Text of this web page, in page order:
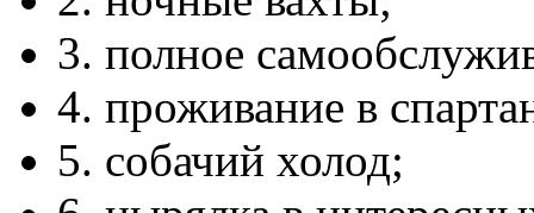
3. полное
4. проживание в
5. собачий холод;